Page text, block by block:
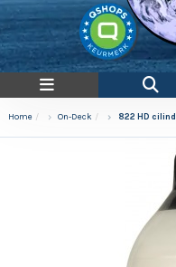
Home On-Deck 822 HD